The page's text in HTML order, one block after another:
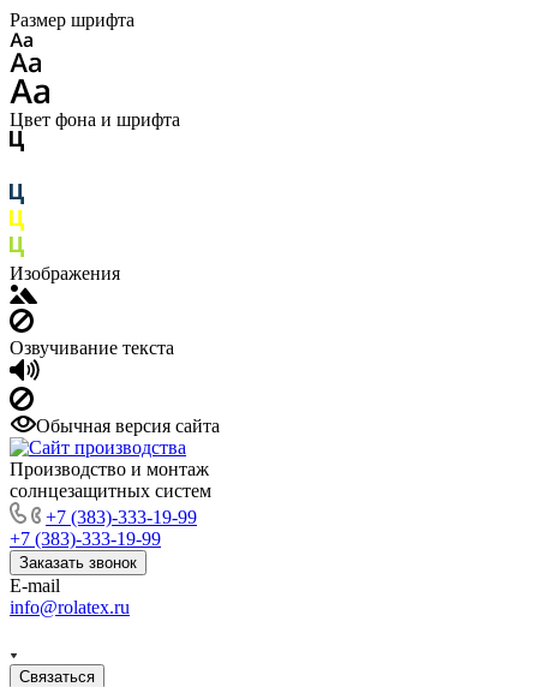
Размер шрифта
Цвет фона и шрифта
Изображения
Озвучивание текста
Обычная версия сайта
Производство и монтаж
солнцезащитных систем
+7 (383)-333-19-99
+7 (383)-333-19-99
Заказать звонок
E-mail
info@rolatex.ru
Связаться